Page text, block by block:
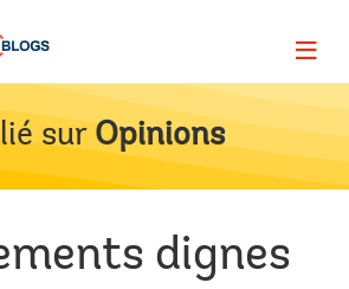
Page
sur Opinions
dignes